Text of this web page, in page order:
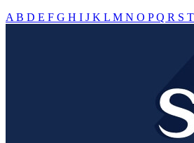
A B D E F G H I J K L M N O PQ R S T